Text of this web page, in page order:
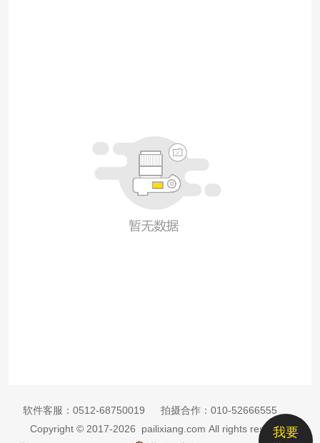
我要
软件客服： 0512-68750019 拍摄合作： 010-52666555
Copyright © 2017-2026 pailixiang.com All rights reserved